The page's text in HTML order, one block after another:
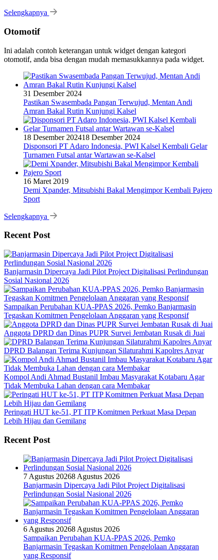
Selengkapnya
Otomotif
Ini adalah contoh keterangan untuk widget dengan kategori
otomotif, anda bisa dengan mudah memasukkannya pada widget.
31 Desember 2024
Pastikan Swasembada Pangan Terwujud, Mentan Andi
Amran Bakal Rutin Kunjungi Kalsel
18 Desember 202418 Desember 2024
Disponsori PT Adaro Indonesia, PWI Kalsel Kembali Gelar
Turnamen Futsal antar Wartawan se-Kalsel
16 Maret 2019
Demi Xpander, Mitsubishi Bakal Mengimpor Kembali Pajero
Sport
Selengkapnya
Recent Post
Banjarmasin Dipercaya Jadi Pilot Project Digitalisasi Perlindungan
Sosial Nasional 2026
Sampaikan Perubahan KUA-PPAS 2026, Pemko Banjarmasin
Tegaskan Komitmen Pengelolaan Anggaran yang Responsif
Anggota DPRD dan Dinas PUPR Survei Jembatan Rusak di Juai
DPRD Balangan Terima Kunjungan Silaturahmi Kapolres Anyar
Kompol Andi Ahmad Bustanil Imbau Masyarakat Kotabaru Agar
Tidak Membuka Lahan dengan cara Membakar
Peringati HUT ke-51, PT ITP Komitmen Perkuat Masa Depan
Lebih Hijau dan Gemilang
Recent Post
7 Agustus 20268 Agustus 2026
Banjarmasin Dipercaya Jadi Pilot Project Digitalisasi
Perlindungan Sosial Nasional 2026
6 Agustus 20268 Agustus 2026
Sampaikan Perubahan KUA-PPAS 2026, Pemko
Banjarmasin Tegaskan Komitmen Pengelolaan Anggaran
yang Responsif